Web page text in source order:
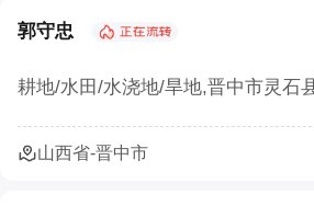
确保承包地经营权流转
郭守忠
耕地/水田/水浇地/旱地,晋中市灵石
山西省-晋中市